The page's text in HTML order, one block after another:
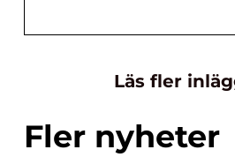
Läs fler
Fler nyheter